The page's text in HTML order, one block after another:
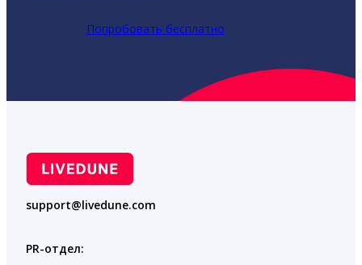
Попробовать бесплатно
support@livedune.com
PR-отдел: